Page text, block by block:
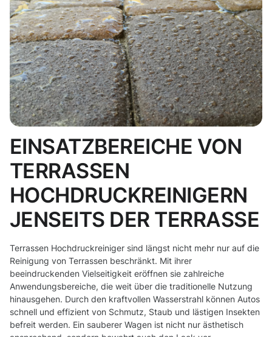
EINSATZBEREICHE VON
TERRASSEN
HOCHDRUCKREINIGERN
JENSEITS DER TERRASSE
Terrassen Hochdruckreiniger sind längst nicht mehr nur auf die
Reinigung von Terrassen beschränkt. Mit ihrer
beeindruckenden Vielseitigkeit eröffnen sie zahlreiche
Anwendungsbereiche, die weit über die traditionelle Nutzung
hinausgehen. Durch den kraftvollen Wasserstrahl können Autos
schnell und effizient von Schmutz, Staub und lästigen Insekten
befreit werden. Ein sauberer Wagen ist nicht nur ästhetisch